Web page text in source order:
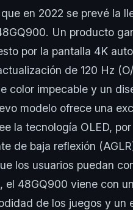
en 2022 se prevé la
Un producto
por la pantalla 4K
de 120 Hz
color impecable y un
modelo ofrece una
la tecnología OLED,
de baja reflexión
los usuarios puedan
el 48GQ900 viene con
de los juegos y